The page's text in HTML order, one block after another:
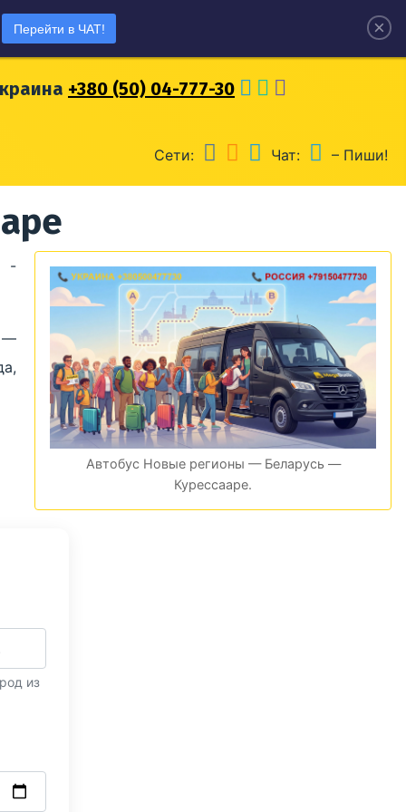
+7 (915) 04-777-30
+380 (50) 04-777-30
Сети: Чат: – Пиши!
Автобус Новые регионы — Беларусь —
Курессааре.
-
—
из
×
Перейти в ЧАТ!